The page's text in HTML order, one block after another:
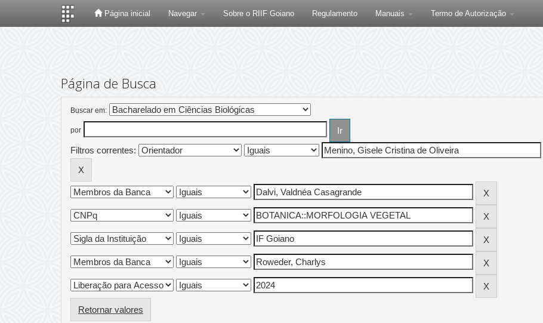
Página inicial Navegar Sobre o RIIF Goiano Regulamento Manuais Termo de Autorização
Página de Busca
Buscar em:
por
Filtros correntes:
Retornar valores